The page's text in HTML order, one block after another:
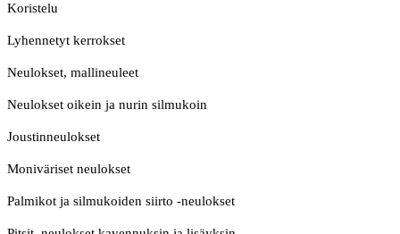
Koristelu
Lyhennetyt kerrokset
Neulokset, mallineuleet
Neulokset oikein ja nurin silmukoin
Joustinneulokset
Moniväriset neulokset
Palmikot ja silmukoiden siirto -neulokset